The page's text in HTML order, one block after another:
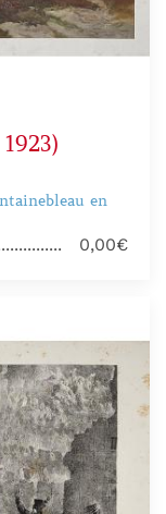
en
0,00€